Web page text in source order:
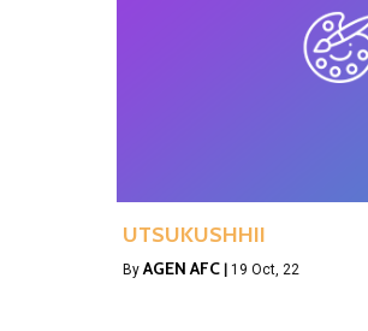
UTSUKUSHHII
ByAGEN AFC 19 Oct, 22